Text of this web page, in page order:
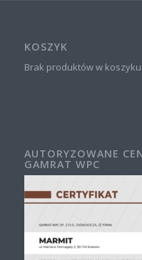
KOSZYK
Brak produktów w koszyku.
AUTORYZOWANE
GAMRAT WPC